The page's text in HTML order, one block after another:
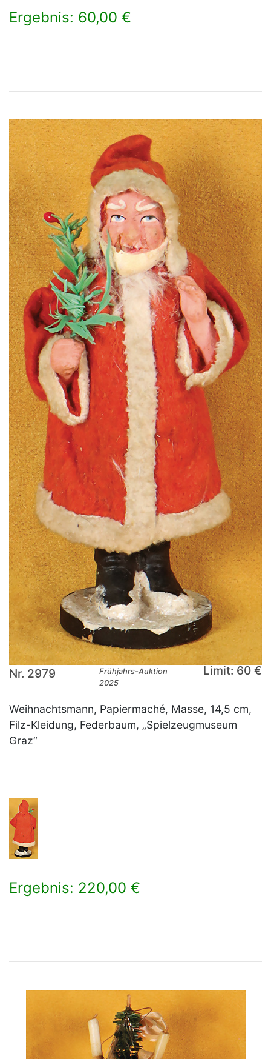
Ergebnis: 60,00 €
Nr. 2979
Frühjahrs-Auktion
2025
Limit: 60 €
Weihnachtsmann, Papiermaché, Masse, 14,5 cm,
Filz-Kleidung, Federbaum, „Spielzeugmuseum
Graz“
Ergebnis: 220,00 €